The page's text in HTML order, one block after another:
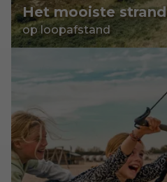
Het mooiste strand
op loopafstand